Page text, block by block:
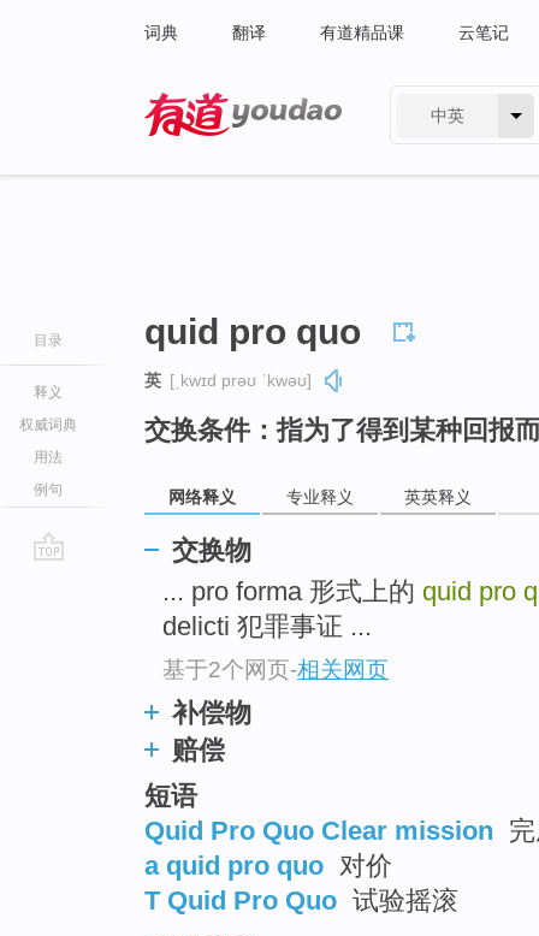
词典 翻译 有道精品课 云笔记
中英
目录
释义
权威词典
用法
例句
quid pro quo
英 [ˌkwɪd prəʊ ˈkwəʊ]
交换条件：指为了得到某种回报
网络释义 专业释义 英英释义
交换物
... pro forma 形式上的 quid pro
delicti 犯罪事证 ...
基于2个网页-相关网页
补偿物
赔偿
短语
Quid Pro Quo Clear mission
a quid pro quo 对价
T Quid Pro Quo 试验摇滚